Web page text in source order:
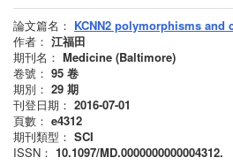
論文篇名： KCNN2 polymorphisms and
作者： 江福田
期刊名： Medicine (Baltimore)
卷號： 95 卷
期別： 29 期
刊登日期： 2016-07-01
頁數： e4312
期刊類型： SCI
ISSN： 10.1097/MD.0000000000004312.